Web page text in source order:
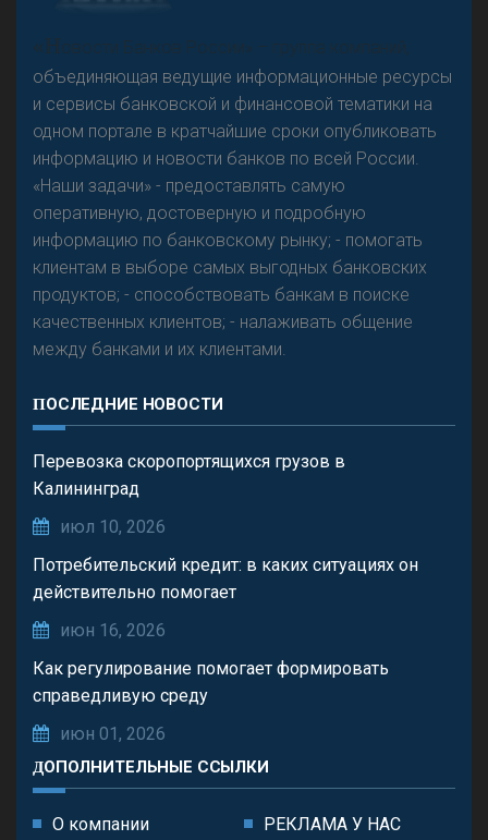
Резкого разворота на рынке автокредитов не
предвидится - «Интервью»
«Н
овости Банков России» – группа компаний,
объединяющая ведущие информационные ресурсы
и сервисы банковской и финансовой тематики на
одном портале в кратчайшие сроки опубликовать
информацию и новости банков по всей России.
«Наши задачи» - предоставлять самую
оперативную, достоверную и подробную
информацию по банковскому рынку; - помогать
клиентам в выборе самых выгодных банковских
продуктов; - способствовать банкам в поиске
качественных клиентов; - налаживать общение
между банками и их клиентами.
ПОСЛЕДНИЕ НОВОСТИ
Перевозка скоропортящихся грузов в
Калининград
июл 10, 2026
Потребительский кредит: в каких ситуациях он
действительно помогает
июн 16, 2026
Как регулирование помогает формировать
справедливую среду
июн 01, 2026
ДОПОЛНИТЕЛЬНЫЕ ССЫЛКИ
О компании РЕКЛАМА У НАС